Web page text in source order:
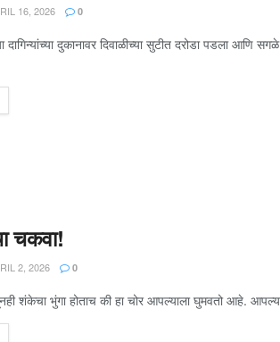
16, 2026 0
दागिन्यांच्या दुकानावर दिवाळीच्या सुटीत दरोडा पडला आणि
चकवा!
2, 2026 0
शंकेचा भुंगा होताच की हा चोर आपल्याला घुमवतो आहे.